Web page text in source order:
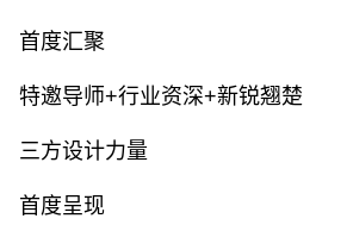
首度汇聚
特邀导师+行业资深+新锐翘楚
三方设计力量
首度呈现